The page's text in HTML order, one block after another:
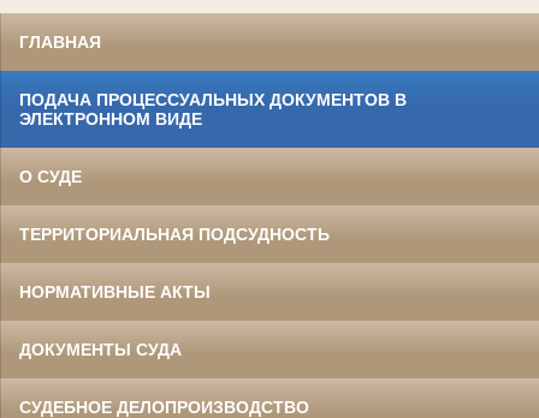
ГЛАВНАЯ
ПОДАЧА ПРОЦЕССУАЛЬНЫХ ДОКУМЕНТОВ В
ЭЛЕКТРОННОМ ВИДЕ
О СУДЕ
ТЕРРИТОРИАЛЬНАЯ ПОДСУДНОСТЬ
НОРМАТИВНЫЕ АКТЫ
ДОКУМЕНТЫ СУДА
СУДЕБНОЕ ДЕЛОПРОИЗВОДСТВО